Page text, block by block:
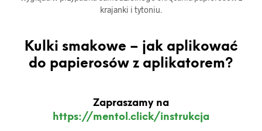
krajanki i tytoniu.
Kulki smakowe – jak aplikować
do papierosów z aplikatorem?
Zapraszamy na
https://mentol.click/instrukcja